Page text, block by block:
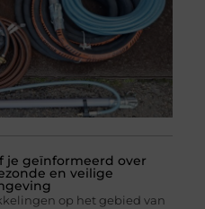
je geïnformeerd over
en veilige
op het gebied van